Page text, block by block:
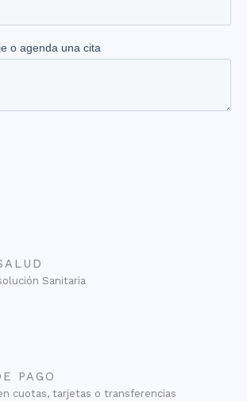
Sanitaria
PAGO
cuotas, tarjetas o transferencias